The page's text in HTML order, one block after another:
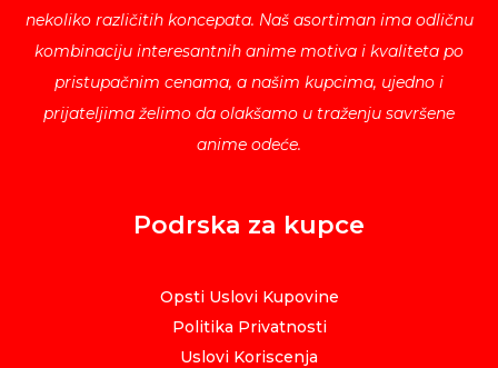
nekoliko različitih koncepata. Naš asortiman ima odličnu
kombinaciju interesantnih anime motiva i kvaliteta po
pristupačnim cenama, a našim kupcima, ujedno i
prijateljima želimo da olakšamo u traženju savršene
anime odeće.
Podrska za kupce
Opsti Uslovi Kupovine
Politika Privatnosti
Uslovi Koriscenja